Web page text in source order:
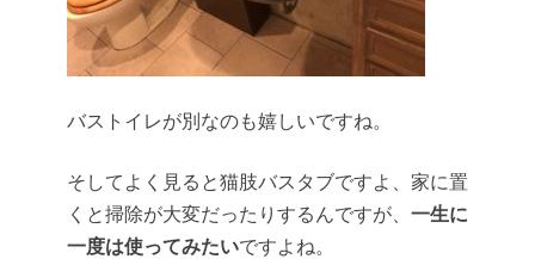
バストイレが別なのも嬉しいですね。
そしてよく見ると猫肢バスタブですよ、家に置
くと掃除が大変だったりするんですが、 一生に
一度は使ってみたいですよね。